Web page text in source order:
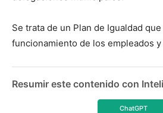
Se trata de un Plan de Igualdad
funcionamiento de los empleados
Resumir este contenido con
ChatGPT